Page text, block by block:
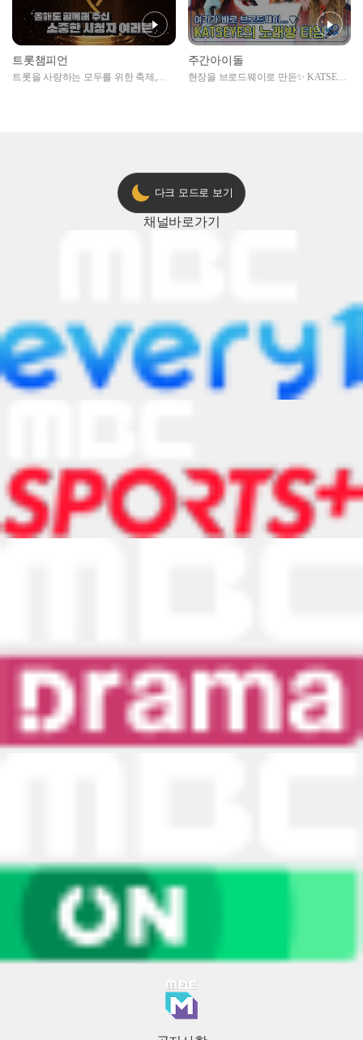
트롯챔피언
트롯을 사랑하는 모두를 위한 축제,
주간아이돌
현장을 브로드웨이로 만든✨ KATSEYE
다크 모드로 보기
채널바로가기